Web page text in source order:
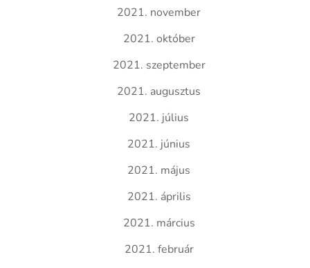
2021. november
2021. október
2021. szeptember
2021. augusztus
2021. július
2021. június
2021. május
2021. április
2021. március
2021. február